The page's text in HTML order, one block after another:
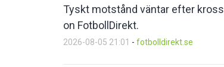
Tyskt motstånd väntar efter
on FotbollDirekt.
2026-08-05 21:01 - fotbolldirekt.se